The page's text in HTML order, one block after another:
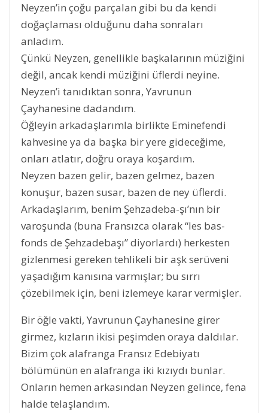
Neyzen’in çoğu parçalan gibi bu da kendi
doğaçlaması olduğunu daha sonraları
anladım.
Çünkü Neyzen, genellikle başkalarının müziğini
değil, ancak kendi müziğini üflerdi neyine.
Neyzen’i tanıdıktan sonra, Yavrunun
Çayhanesine dadandım.
Öğleyin arkadaşlarımla birlikte Eminefendi
kahvesine ya da başka bir yere gideceğime,
onları atlatır, doğru oraya koşardım.
Neyzen bazen gelir, bazen gelmez, bazen
konuşur, bazen susar, bazen de ney üflerdi.
Arkadaşlarım, benim Şehzadeba-şı’nın bir
varoşunda (buna Fransızca olarak “les bas-
fonds de Şehzadebaşı” diyorlardı) herkesten
gizlenmesi gereken tehlikeli bir aşk serüveni
yaşadığım kanısına varmışlar; bu sırrı
çözebilmek için, beni izlemeye karar vermişler.
Bir öğle vakti, Yavrunun Çayhanesine girer
girmez, kızların ikisi peşimden oraya daldılar.
Bizim çok alafranga Fransız Edebiyatı
bölümünün en alafranga iki kızıydı bunlar.
Onların hemen arkasından Neyzen gelince, fena
halde telaşlandım.